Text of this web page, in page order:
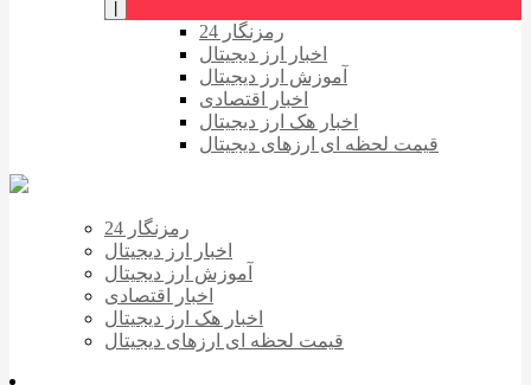
رمزنگار 24
اخبار ارز دیجیتال
آموزش ارز دیجیتال
اخبار اقتصادی
اخبار هک ارز دیجیتال
قیمت لحظه ای ارزهای دیجیتال
رمزنگار 24
اخبار ارز دیجیتال
آموزش ارز دیجیتال
اخبار اقتصادی
اخبار هک ارز دیجیتال
قیمت لحظه ای ارزهای دیجیتال